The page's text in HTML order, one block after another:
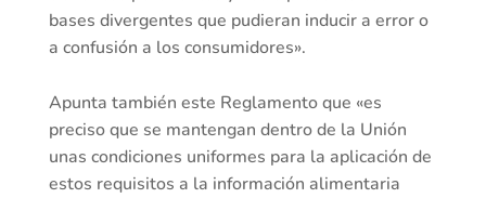
bases divergentes que pudieran inducir a error o
a confusión a los consumidores».
Apunta también este Reglamento que «es
preciso que se mantengan dentro de la Unión
unas condiciones uniformes para la aplicación de
estos requisitos a la información alimentaria